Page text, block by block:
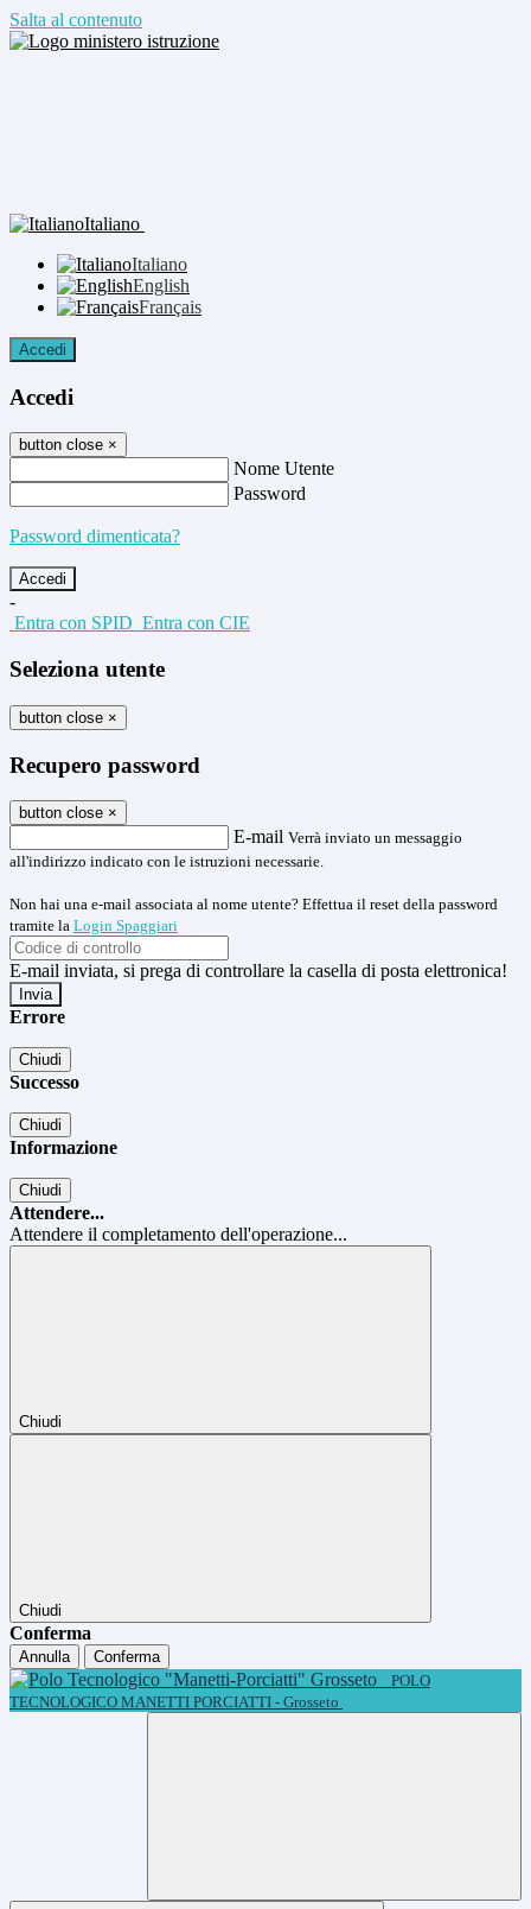
Salta al contenuto
Italiano
Italiano
English
Français
Accedi
Accedi
button close ×
Nome Utente
Password
Password dimenticata?
-
Entra con SPID Entra con CIE
Seleziona utente
button close ×
Recupero password
button close ×
E-mail Verrà inviato un messaggio
all'indirizzo indicato con le istruzioni necessarie.
Non hai una e-mail associata al nome utente? Effettua il reset della password
tramite la Login Spaggiari
E-mail inviata, si prega di controllare la casella di posta elettronica!
Errore
Chiudi
Successo
Chiudi
Informazione
Chiudi
Attendere...
Attendere il completamento dell'operazione...
Chiudi
Chiudi
Conferma
Annulla
Conferma
POLO
TECNOLOGICO MANETTI PORCIATTI - Grosseto